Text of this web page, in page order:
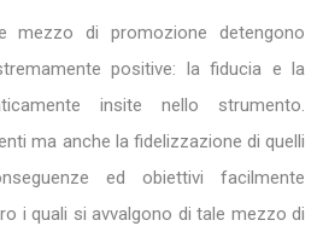
mezzo di promozione detengono
positive: la fiducia e la
insite nello strumento.
ma anche la fidelizzazione di quelli
ed obiettivi facilmente
i quali si avvalgono di tale mezzo di